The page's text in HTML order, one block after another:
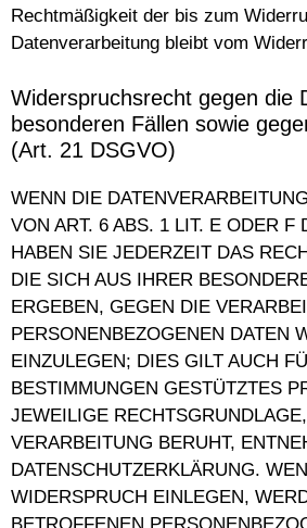
Rechtmäßigkeit der bis zum
Datenverarbeitung bleibt vom
Widerspruchsrecht gegen die
besonderen Fällen sowie
(Art. 21 DSGVO)
WENN DIE
VON ART. 6 ABS. 1 LIT. E ODER F
HABEN SIE JEDERZEIT DAS
DIE SICH AUS IHRER
ERGEBEN, GEGEN DIE
PERSONENBEZOGENEN DATEN
EINZULEGEN; DIES GILT AUCH
BESTIMMUNGEN GESTÜTZTES
JEWEILIGE
VERARBEITUNG BERUHT,
DATENSCHUTZERKLÄRUNG.
WIDERSPRUCH EINLEGEN,
BETROFFENEN